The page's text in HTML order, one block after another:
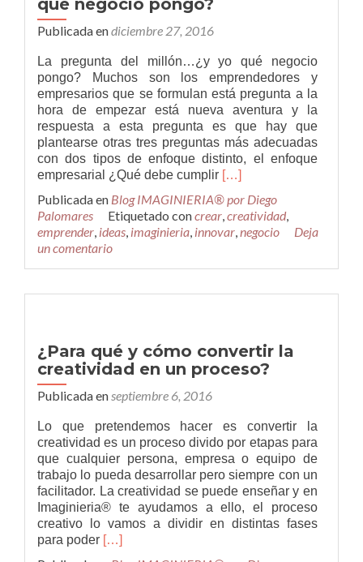
qué negocio pongo?
Publicada endiciembre 27, 2016
La pregunta del millón…¿y yo qué negocio
pongo? Muchos son los emprendedores y
empresarios que se formulan está pregunta a la
hora de empezar está nueva aventura y la
respuesta a esta pregunta es que hay que
plantearse otras tres preguntas más adecuadas
con dos tipos de enfoque distinto, el enfoque
empresarial ¿Qué debe cumplir Leer
pregunta
del
millón…
yo
[…]
Publicada en Blog IMAGINIERIA® por Diego
Palomares
Etiquetado concrear,creatividad,
emprender, ideas, imaginieria, innovar,negocio
Deja
un comentario
¿Para qué y cómo convertir la
creatividad en un proceso?
Publicada enseptiembre 6, 2016
Lo que pretendemos hacer es convertir la
creatividad es un proceso divido por etapas para
que cualquier persona, empresa o equipo de
trabajo lo pueda desarrollar pero siempre con un
facilitador. La creatividad se puede enseñar y en
Imaginieria® te ayudamos a ello, el proceso
creativo lo vamos a dividir en distintas fases
para poder Leer
[…]